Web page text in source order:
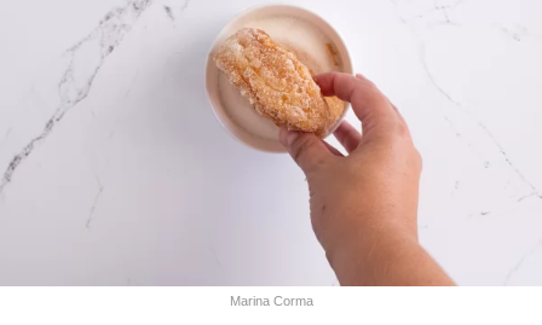
Marina Corma